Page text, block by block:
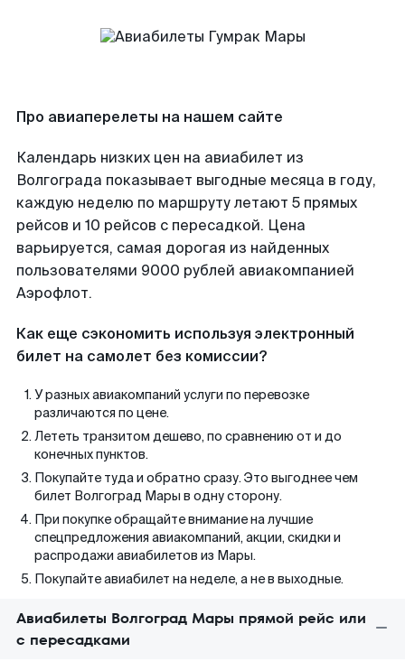
Про авиаперелеты на нашем сайте
Календарь низких цен на авиабилет из
Волгограда показывает выгодные месяца в году,
каждую неделю по маршруту летают 5 прямых
рейсов и 10 рейсов с пересадкой. Цена
варьируется, самая дорогая из найденных
пользователями 9000 рублей авиакомпанией
Аэрофлот.
Как еще сэкономить используя электронный
билет на самолет без комиссии?
У разных авиакомпаний услуги по перевозке
различаются по цене.
Лететь транзитом дешево, по сравнению от и до
конечных пунктов.
Покупайте туда и обратно сразу. Это выгоднее чем
билет Волгоград Мары в одну сторону.
При покупке обращайте внимание на лучшие
спецпредложения авиакомпаний, акции, скидки и
распродажи авиабилетов из Мары.
Покупайте авиабилет на неделе, а не в выходные.
Авиабилеты Волгоград Мары прямой рейс или
с пересадками